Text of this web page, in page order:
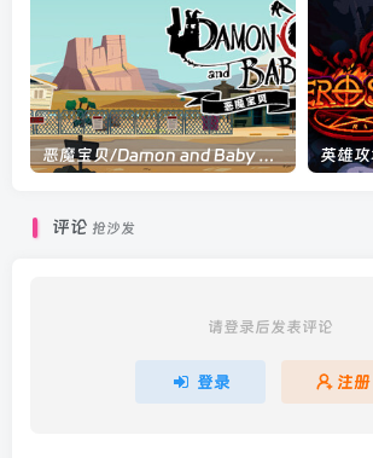
恶魔宝贝/Damon and Baby v2.00|动作冒险|容量5.3GB|官方中文版
评论 抢沙发
请登录后发表评论
登录 注册